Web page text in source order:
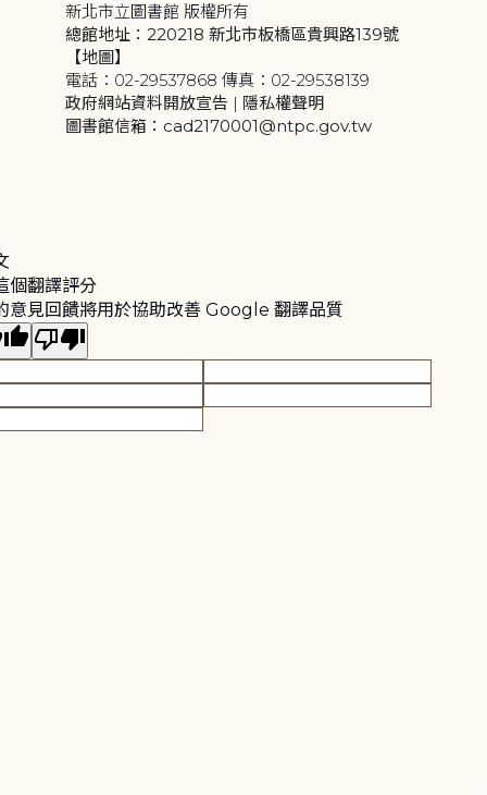
新北市立圖書館 版權所有
總館地址：220218 新北市板橋區貴興路139號
【地圖】
電話：02-29537868 傳真：02-29538139
政府網站資料開放宣告 | 隱私權聲明
圖書館信箱：cad2170001@ntpc.gov.tw
個翻譯評分
意見回饋將用於協助改善 Google 翻譯品質